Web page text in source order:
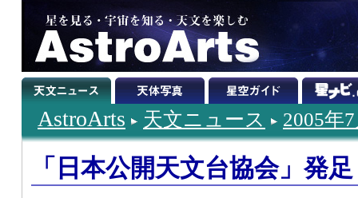
AstroArts 天文ニュース 2005年
「日本公開天文台協会」発足